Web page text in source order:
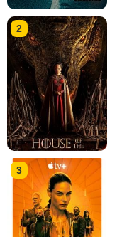
2
3